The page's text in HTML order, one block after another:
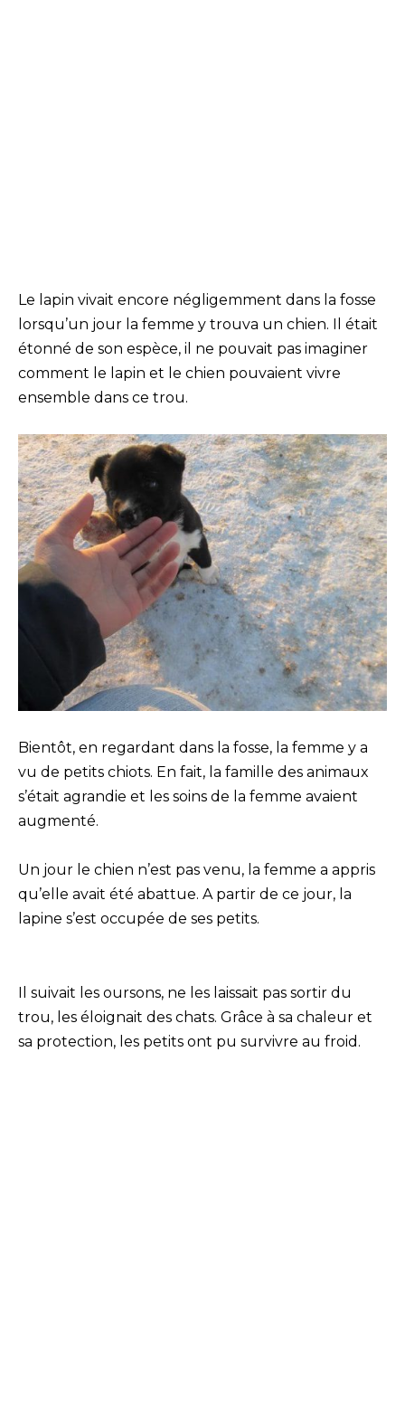
Le lapin vivait encore négligemment dans la fosse
lorsqu’un jour la femme y trouva un chien. Il était
étonné de son espèce, il ne pouvait pas imaginer
comment le lapin et le chien pouvaient vivre
ensemble dans ce trou.
Bientôt, en regardant dans la fosse, la femme y a
vu de petits chiots. En fait, la famille des animaux
s’était agrandie et les soins de la femme avaient
augmenté.
Un jour le chien n’est pas venu, la femme a appris
qu’elle avait été abattue. A partir de ce jour, la
lapine s’est occupée de ses petits.
Il suivait les oursons, ne les laissait pas sortir du
trou, les éloignait des chats. Grâce à sa chaleur et
sa protection, les petits ont pu survivre au froid.